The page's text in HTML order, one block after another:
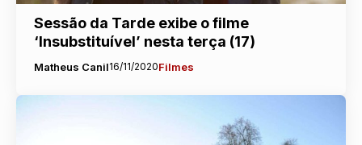
Sessão da Tarde exibe o filme
‘Insubstituível’ nesta terça (17)
Matheus Canil16/11/2020Filmes